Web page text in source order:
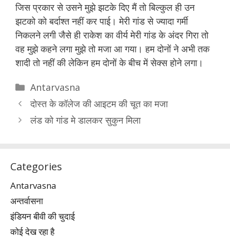
जिस प्रकार से उसने मुझे झटके दिए मैं तो बिल्कुल ही उन
झटको को बर्दाश्त नहीं कर पाई। मेरी गांड से ज्यादा गर्मी
निकलने लगी जैसे ही राकेश का वीर्य मेरी गांड के अंदर गिरा तो
वह मुझे कहने लगा मुझे तो मजा आ गया। हम दोनों ने अभी तक
शादी तो नहीं की लेकिन हम दोनों के बीच में सेक्स होने लगा।
Categories
Antarvasna
दोस्त के कॉलेज की आइटम की चूत का मजा
लंड को गांड मे डालकर सुकुन मिला
Categories
Antarvasna
अन्तर्वासना
इंडियन बीवी की चुदाई
कोई देख रहा है